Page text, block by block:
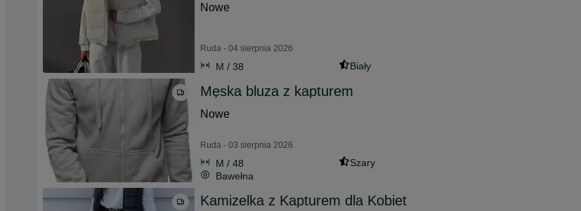
Nowe
Ruda - 04 sierpnia 2026
M / 38 Biały
Męska bluza z kapturem
Nowe
Ruda - 03 sierpnia 2026
M / 48
Szary
Bawełna
Kamizelka z Kapturem dla Kobiet